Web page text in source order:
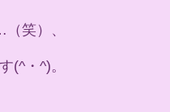
笑）、
(^・^)。